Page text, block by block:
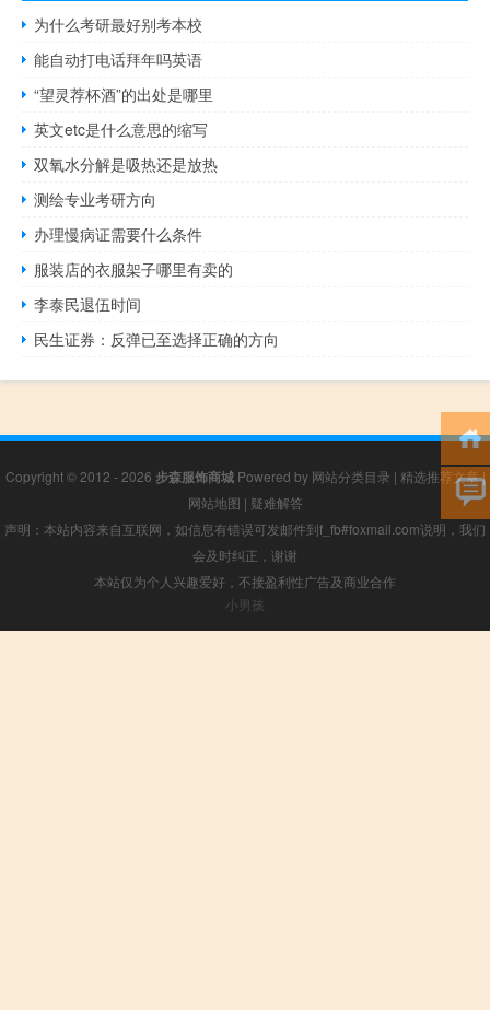
为什么考研最好别考本校
能自动打电话拜年吗英语
“望灵荐杯酒”的出处是哪里
英文etc是什么意思的缩写
双氧水分解是吸热还是放热
测绘专业考研方向
办理慢病证需要什么条件
服装店的衣服架子哪里有卖的
李泰民退伍时间
民生证券：反弹已至选择正确的方向
Copyright © 2012 - 2026 步森服饰商城Powered by 网站分类目录 | 精选推荐文章|
网站地图 | 疑难解答
声明：本站内容来自互联网，如信息有错误可发邮件到f_fb#foxmail.com说明，我们
会及时纠正，谢谢
本站仅为个人兴趣爱好，不接盈利性广告及商业合作
小男孩